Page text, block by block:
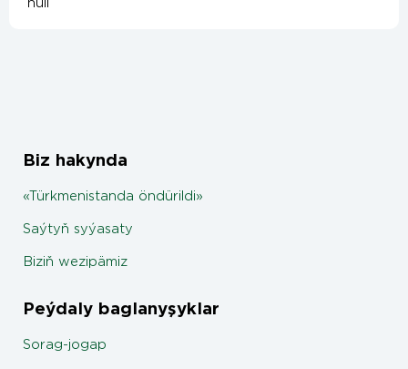
null
Biz hakynda
«Türkmenistanda öndürildi»
Saýtyň syýasaty
Biziň wezipämiz
Peýdaly baglanyşyklar
Sorag-jogap